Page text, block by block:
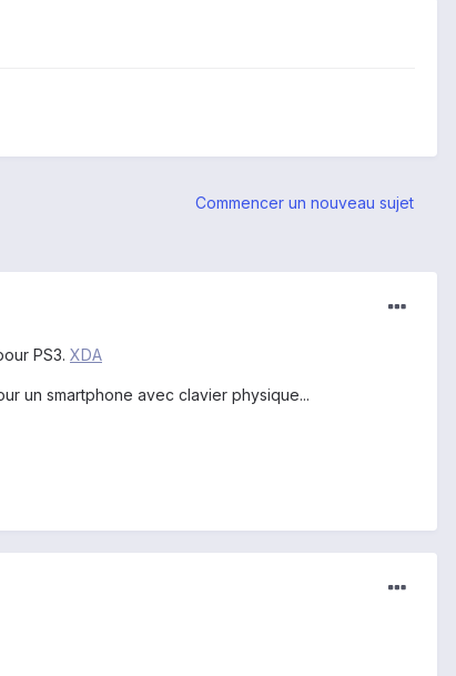
Commencer un nouveau sujet
PS3. XDA
un smartphone avec clavier physique...